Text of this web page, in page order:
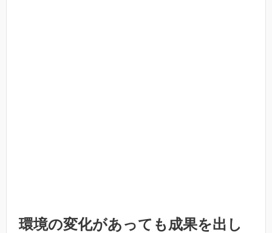
環境の変化があっても成果を出し